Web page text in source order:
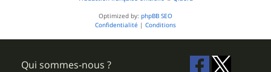
Optimized by: phpBB SEO
Confidentialité | Conditions
Qui sommes-nous ?